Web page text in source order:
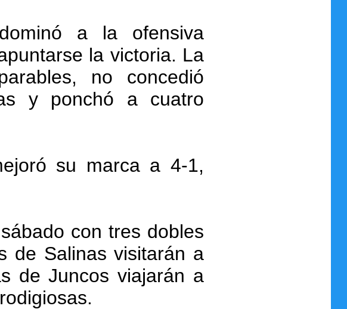
a la ofensiva
la victoria. La
no concedió
y ponchó a cuatro
su marca a 4-1,
con tres dobles
de Salinas visitarán a
de Juncos viajarán a